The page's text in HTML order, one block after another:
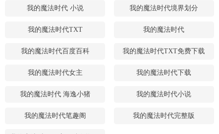
我的魔法时代 小说 我的魔法时代境界划分
我的魔法时代TXT 我的魔法时代
我的魔法时代百度百科 我的魔法时代TXT免费下载
我的魔法时代女主 我的魔法时代下载
我的魔法时代 海逸小猪 我的魔法时代小说
我的魔法时代笔趣阁 我的魔法时代完整版